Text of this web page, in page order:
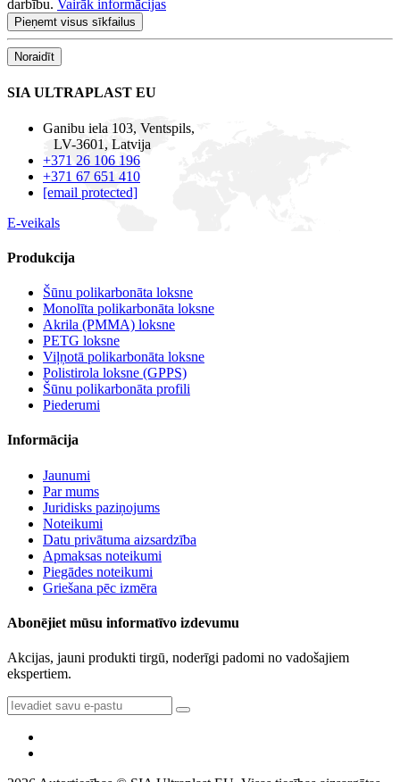
darbību. Vairāk informācijas
Pieņemt visus sīkfailus
Noraidīt
SIA ULTRAPLAST EU
Ganibu iela 103, Ventspils,
LV-3601, Latvija
+371 26 106 196
+371 67 651 410
[email protected]
E-veikals
Produkcija
Šūnu polikarbonāta loksne
Monolīta polikarbonāta loksne
Akrila (PMMA) loksne
PETG loksne
Viļņotā polikarbonāta loksne
Polistirola loksne (GPPS)
Šūnu polikarbonāta profili
Piederumi
Informācija
Jaunumi
Par mums
Juridisks paziņojums
Noteikumi
Datu privātuma aizsardzība
Apmaksas noteikumi
Piegādes noteikumi
Griešana pēc izmēra
Abonējiet mūsu informatīvo izdevumu
Akcijas, jauni produkti tirgū, noderīgi padomi no vadošajiem
ekspertiem.